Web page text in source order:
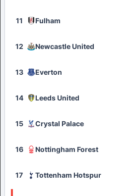
11 Fulham
12 Newcastle United
13 Everton
14 Leeds United
15 Crystal Palace
16 Nottingham Forest
17 Tottenham Hotspur